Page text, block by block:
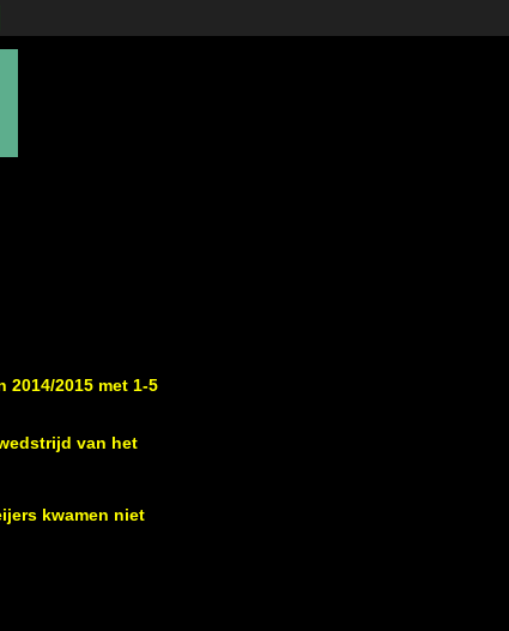
2015 met 1-5
van het
kwamen niet